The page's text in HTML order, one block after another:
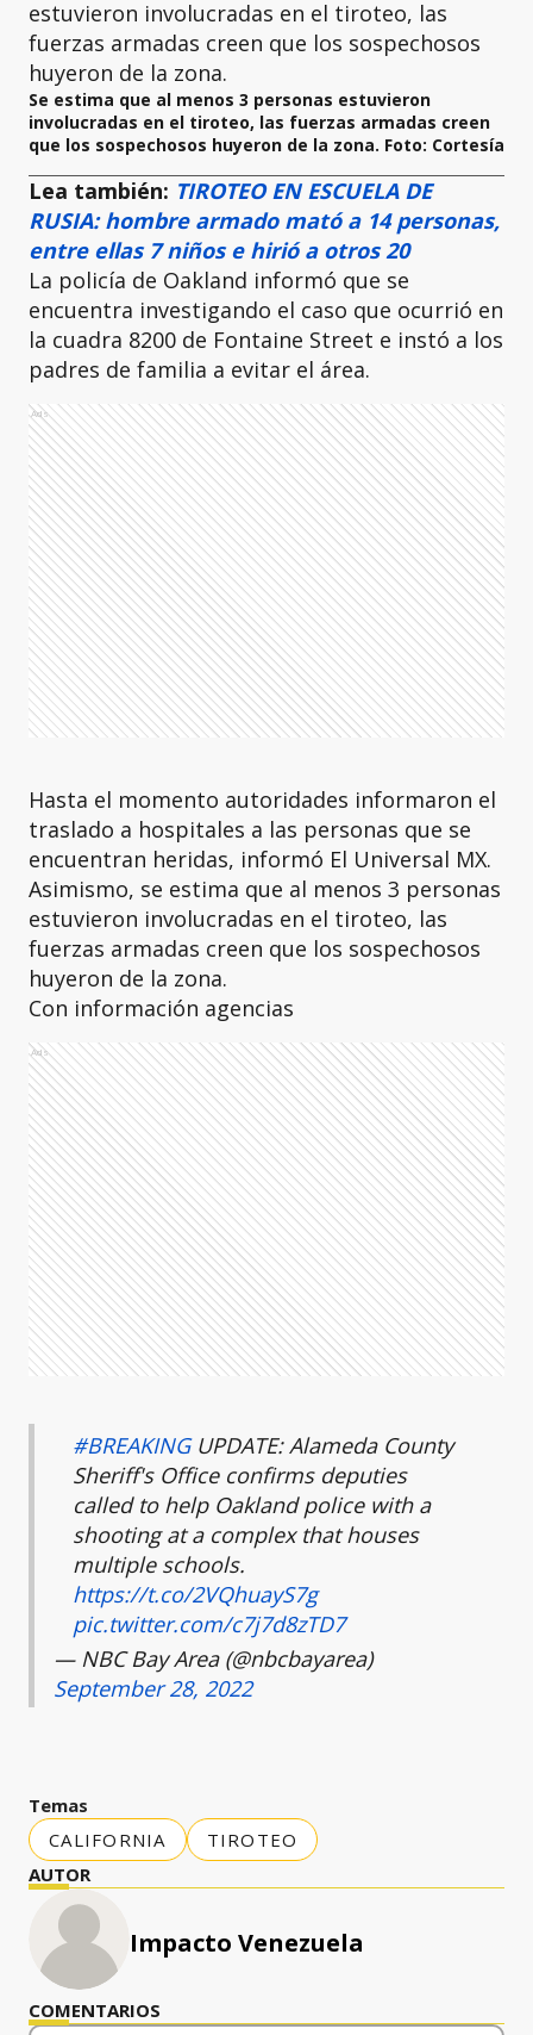
Se estima que al menos 3 personas estuvieron
involucradas en el tiroteo, las fuerzas armadas creen
que los sospechosos huyeron de la zona. Foto: Cortesía
Lea también: TIROTEO EN ESCUELA DE
RUSIA: hombre armado mató a 14 personas,
entre ellas 7 niños e hirió a otros 20
La policía de Oakland informó que se
encuentra investigando el caso que ocurrió en
la cuadra 8200 de Fontaine Street e instó a los
padres de familia a evitar el área.
Ads
Hasta el momento autoridades informaron el
traslado a hospitales a las personas que se
encuentran heridas, informó El Universal MX.
Asimismo, se estima que al menos 3 personas
estuvieron involucradas en el tiroteo, las
fuerzas armadas creen que los sospechosos
huyeron de la zona.
Con información agencias
Ads
#BREAKINGUPDATE: Alameda County
Sheriff's Office confirms deputies
called to help Oakland police with a
shooting at a complex that houses
multiple schools.
https://t.co/2VQhuayS7g
pic.twitter.com/c7j7d8zTD7
— NBC Bay Area (@nbcbayarea)
September 28, 2022
Temas
CALIFORNIA
TIROTEO
AUTOR
Impacto Venezuela
COMENTARIOS